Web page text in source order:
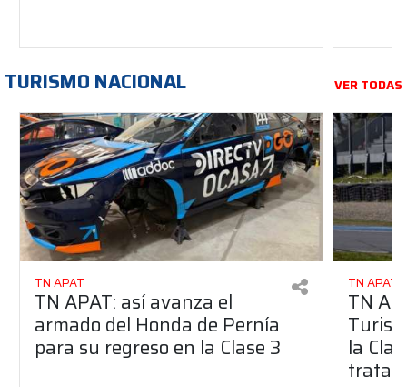
TURISMO NACIONAL VER TODAS
TN APAT
TN APAT: así avanza el
armado del Honda de Pernía
para su regreso en la Clase 3
TN APAT
TN
la
trata?